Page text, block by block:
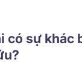
có sự khác